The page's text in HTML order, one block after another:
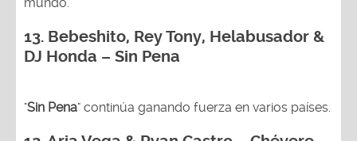
13. Bebeshito, Rey Tony, Helabusador &
DJ Honda – Sin Pena
"Sin Pena" continúa ganando fuerza en varios países.